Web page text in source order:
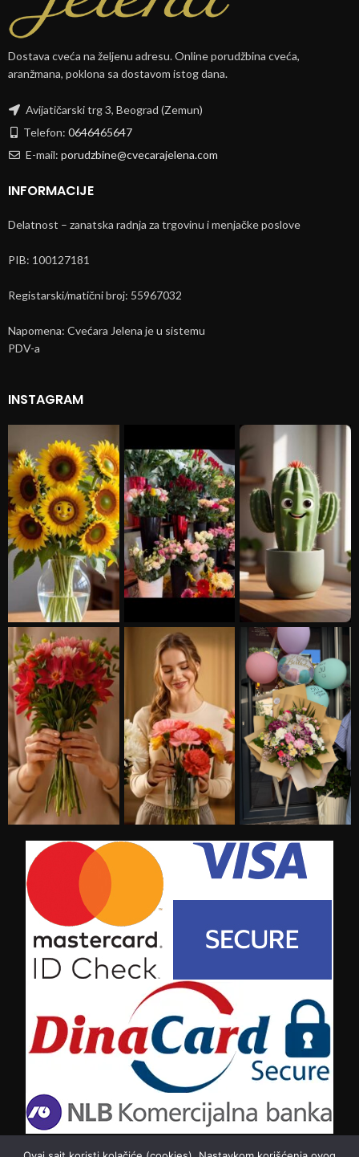
Dostava cveća na željenu adresu. Online porudžbina cveća,
aranžmana, poklona sa dostavom istog dana.
Avijatičarski trg 3, Beograd (Zemun)
Telefon: 0646465647
E-mail: porudzbine@cvecarajelena.com
INFORMACIJE
Delatnost – zanatska radnja za trgovinu i menjačke poslove
PIB: 100127181
Registarski/matični broj: 55967032
Napomena: Cvećara Jelena je u sistemu
PDV-a
INSTAGRAM